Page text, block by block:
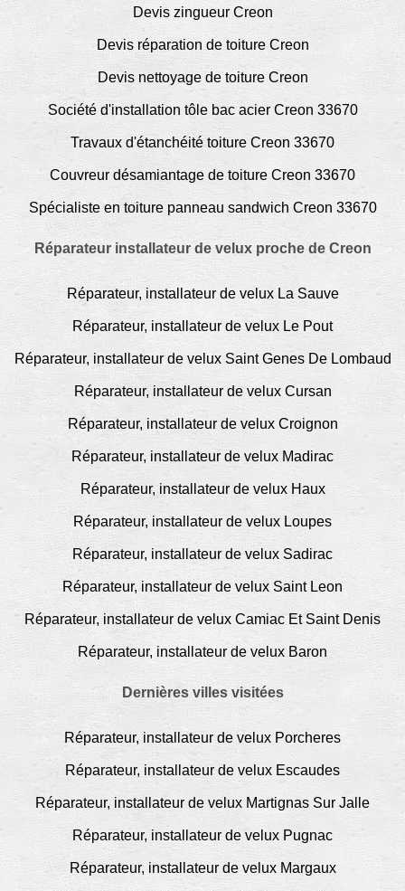
Devis zingueur Creon
Devis réparation de toiture Creon
Devis nettoyage de toiture Creon
Société d'installation tôle bac acier Creon 33670
Travaux d'étanchéité toiture Creon 33670
Couvreur désamiantage de toiture Creon 33670
Spécialiste en toiture panneau sandwich Creon 33670
Réparateur installateur de velux proche de Creon
Réparateur, installateur de velux La Sauve
Réparateur, installateur de velux Le Pout
Réparateur, installateur de velux Saint Genes De Lombaud
Réparateur, installateur de velux Cursan
Réparateur, installateur de velux Croignon
Réparateur, installateur de velux Madirac
Réparateur, installateur de velux Haux
Réparateur, installateur de velux Loupes
Réparateur, installateur de velux Sadirac
Réparateur, installateur de velux Saint Leon
Réparateur, installateur de velux Camiac Et Saint Denis
Réparateur, installateur de velux Baron
Dernières villes visitées
Réparateur, installateur de velux Porcheres
Réparateur, installateur de velux Escaudes
Réparateur, installateur de velux Martignas Sur Jalle
Réparateur, installateur de velux Pugnac
Réparateur, installateur de velux Margaux